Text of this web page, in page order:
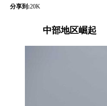
分享到:20K
中部地区崛起